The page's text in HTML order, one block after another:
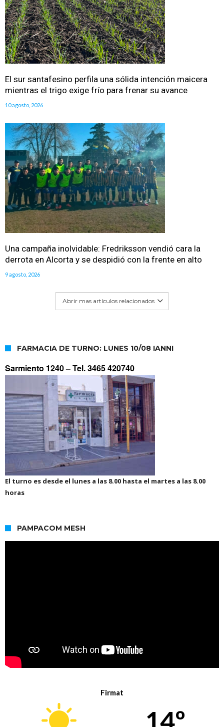
El sur santafesino perfila una sólida intención maicera
mientras el trigo exige frío para frenar su avance
10 agosto, 2026
Una campaña inolvidable: Fredriksson vendió cara la
derrota en Alcorta y se despidió con la frente en alto
9 agosto, 2026
Abrir mas artículos relacionados
FARMACIA DE TURNO: LUNES 10/08 IANNI
Sarmiento 1240 –Tel. 3465 420740
El turno es desde el lunes a las 8.00 hasta el martes a las 8.00
horas
PAMPACOM MESH
Firmat
14º